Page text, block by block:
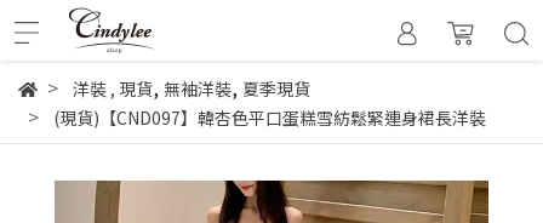
洋裝, 現貨, 無袖洋裝, 夏季現貨
(現貨)【CND097】韓杏色平口蛋糕雪紡鬆緊連身裙長洋裝